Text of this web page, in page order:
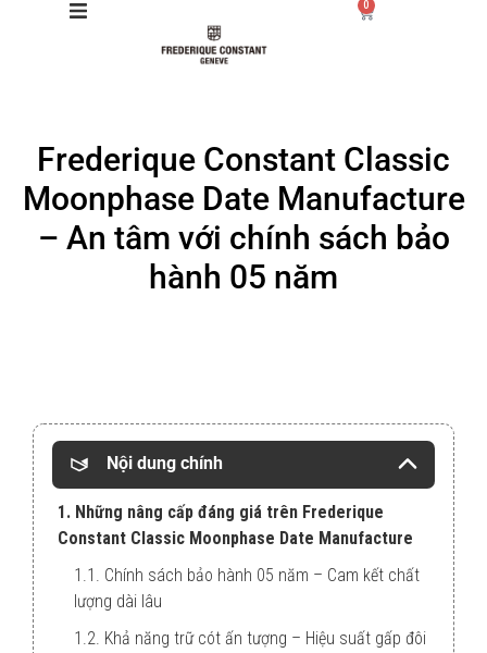
Manufacture
Sản phẩm
0
Frederique Constant Classic
Moonphase Date Manufacture
– An tâm với chính sách bảo
hành 05 năm
Nội dung chính
1. Những nâng cấp đáng giá trên Frederique
Constant Classic Moonphase Date Manufacture
1.1. Chính sách bảo hành 05 năm – Cam kết chất
lượng dài lâu
1.2. Khả năng trữ cót ấn tượng – Hiệu suất gấp đôi